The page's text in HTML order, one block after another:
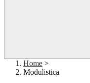
Home >
Modulistica